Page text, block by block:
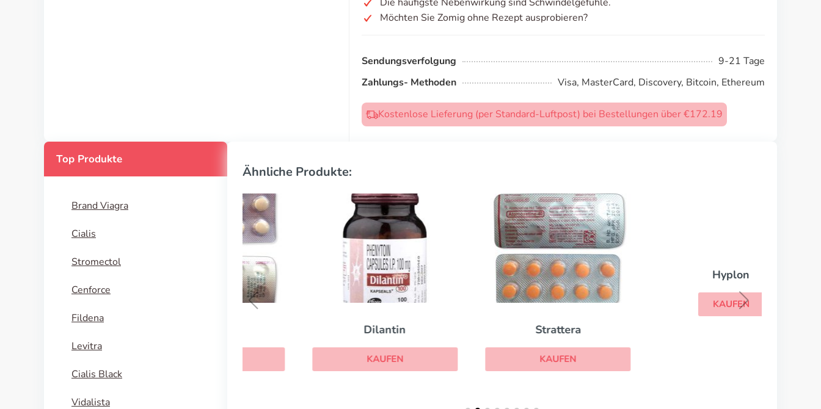
Möchten Sie Zomig ohne Rezept ausprobieren?
Sendungsverfolgung
9-21 Tage
Zahlungs- Methoden
Visa, MasterCard, Discovery, Bitcoin, Ethereum
Kostenlose Lieferung (per Standard-Luftpost) bei Bestellungen über €172.19
Top Produkte
Brand Viagra
Cialis
Stromectol
Cenforce
Fildena
Levitra
Cialis Black
Vidalista
Ähnliche Produkte: